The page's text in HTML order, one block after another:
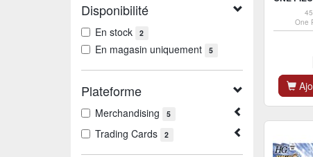
Disponibilité
En stock 2
En magasin uniquement 5
Plateforme
Merchandising 5
Trading Cards 2
One